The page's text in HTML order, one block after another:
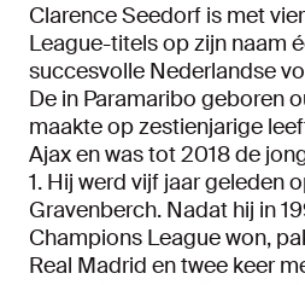
Clarence Seedorf is met
League-titels op zijn naam
succesvolle Nederlandse
De in Paramaribo geboren
maakte op zestienjarige
Ajax en was tot 2018 de
1. Hij werd vijf jaar geleden
Gravenberch. Nadat hij in
Champions League won,
Real Madrid en twee keer